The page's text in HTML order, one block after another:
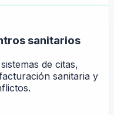
sanitarios
de citas,
sanitaria y